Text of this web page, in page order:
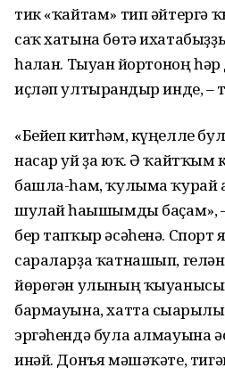
тик «ҡайтам» тип әйтергә
саҡ хатына бөтә
һалған. Тыуған йортоноң
иҫләп ултырғандыр инде, –
«Бейеп китһәм, күңелле
насар уй ҙа юҡ. Ә ҡайтҡым
башла-һам, ҡулыма ҡурай
шулай һағышымды баҫам»,
бер тапҡыр әсәһенә.
сараларҙа ҡатнашып,
йөрөгән улының
бармауына, хатта
эргәһендә була алмауына
инәй. Донъя мәшәҡәте,